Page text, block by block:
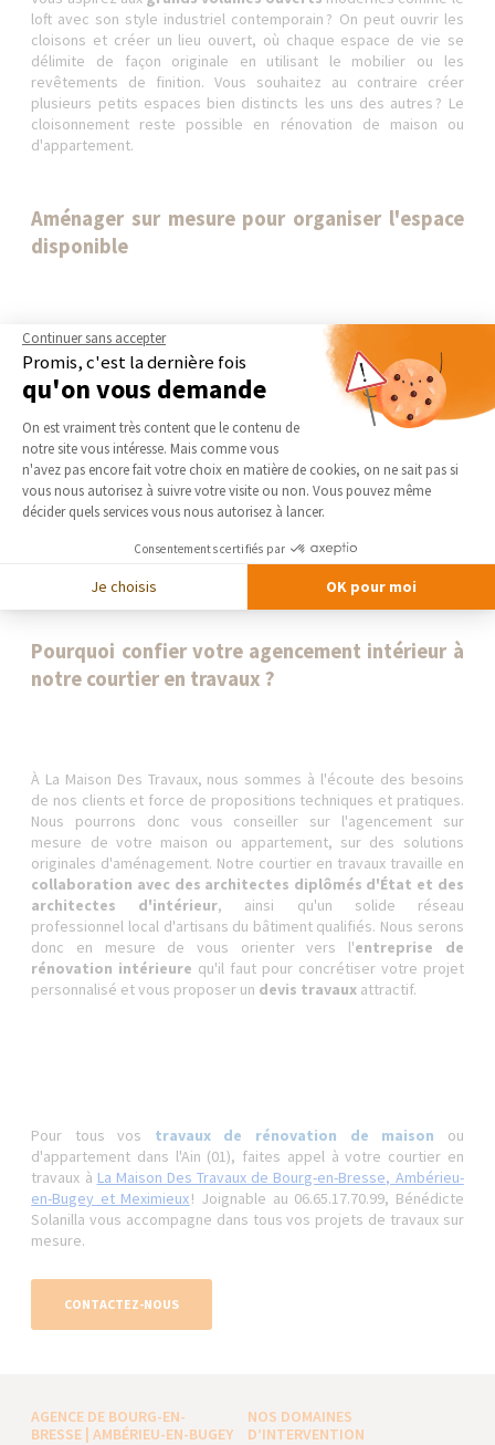
loft avec son style industriel contemporain ? On peut ouvrir les
cloisons et créer un lieu ouvert, où chaque espace de vie se
délimite de façon originale en utilisant le mobilier ou les
revêtements de finition. Vous souhaitez au contraire créer
plusieurs petits espaces bien distincts les uns des autres ? Le
cloisonnement reste possible en rénovation de maison ou
d'appartement.
Aménager sur mesure pour organiser l'espace
disponible
Au-delà de l'agencement des pièces général, l'aménagement
sur mesures'adapte à vos besoins particuliers. On en profite
pourinstaller des rangements personnalisés, dudressing
d'entrée
au placard de la chambre d'enfant, en passant par
l'exploitation de l'espace sous l'escalier intérieur, du recoin
perdu de la salle de bain, des combles habitables ou du souplex.
Lemobilier fabriqué sur mesurepar un artisan menuisier ou
métallier offre une infinité de possibilités techniques, tant sur le
choix des matériaux que des dimensions et de la forme du
, des étagères murales, le dressing de vos rêves,
Pourquoi confier votre agencement intérieur à
notre courtier en travaux ?
À La Maison Des Travaux, nous sommes à l'écoute des besoins
de nos clients et force de propositions techniques et pratiques.
Nous pourrons donc vous conseiller sur l'agencement sur
mesure de votre maison ou appartement, sur des solutions
originales d'aménagement. Notre courtier en travaux travaille en
collaboration avec des architectes diplômés d'État et des
architectes d'intérieur, ainsi qu'un solide réseau
professionnel local d'artisans du bâtiment qualifiés. Nous serons
donc en mesure de vous orienter vers l'entreprise de
rénovation intérieure qu'il faut pour concrétiser votre projet
personnalisé et vous proposer un devis travaux attractif.
Pour tous vos travaux de rénovation de maison ou
d'appartement dans l'Ain (01), faites appel à votre courtier en
travaux à La Maison Des Travaux de Bourg-en-Bresse, Ambérieu-
en-Bugey et Meximieux! Joignable au 06.65.17.70.99, Bénédicte
Solanilla vous accompagne dans tous vos projets de travaux sur
mesure.
CONTACTEZ-NOUS
AGENCE DE BOURG-EN-
BRESSE | AMBÉRIEU-EN-BUGEY
NOS DOMAINES
D’INTERVENTION
Continuer sans accepter
Promis, c'est la dernière fois
qu'on vous demande
Plateforme de Gestion du
On est vraiment très content que le contenu de
notre site vous intéresse. Mais comme vous
n'avez pas encore fait votre choix en matière de cookies, on ne sait pas si
vous nous autorisez à suivre votre visite ou non. Vous pouvez même
décider quels services vous nous autorisez à lancer.
Consentements certifiés par
Je choisis OK pour moi
Axeptio consent